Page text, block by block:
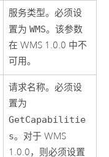
服务类型。必须设
置为WMS。该参数
在 WMS 1.0.0 中不
可用。
请求名称。必须设
置为
GetCapabilitie
s。对于 WMS
1.0.0，则必须设置